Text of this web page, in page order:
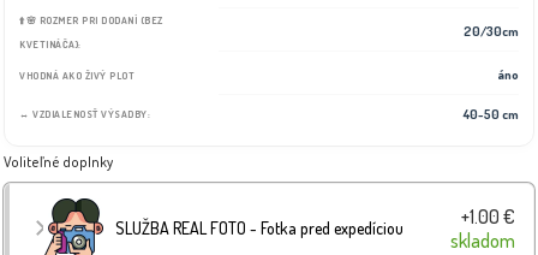
⬆️🌸 ROZMER PRI DODANÍ (BEZ
KVETINÁČA):
20/30cm
VHODNÁ AKO ŽIVÝ PLOT áno
↔️ VZDIALENOSŤ VÝSADBY: 40-50 cm
Voliteľné doplnky
SLUŽBA REAL FOTO - Fotka pred expedíciou
+1.00 €
skladom